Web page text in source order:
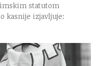
statutom
kasnije izjavljuje: